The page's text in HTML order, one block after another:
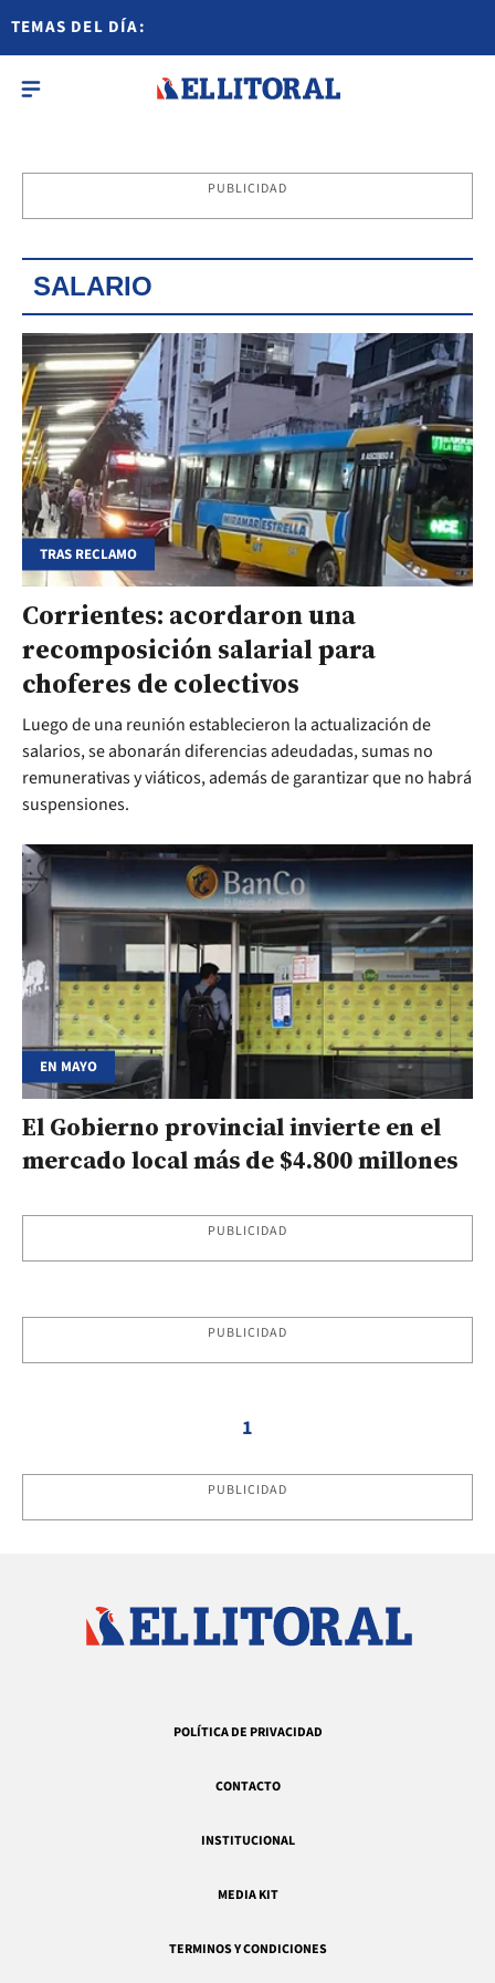
TEMAS DEL DÍA:
PUBLICIDAD
SALARIO
TRAS RECLAMO
Corrientes: acordaron una
recomposición salarial para
choferes de colectivos
Luego de una reunión establecieron la actualización de
salarios, se abonarán diferencias adeudadas, sumas no
remunerativas y viáticos, además de garantizar que no habrá
suspensiones.
EN MAYO
El Gobierno provincial invierte en el
mercado local más de $4.800 millones
PUBLICIDAD
PUBLICIDAD
1
PUBLICIDAD
POLÍTICA DE PRIVACIDAD
CONTACTO
INSTITUCIONAL
MEDIA KIT
TERMINOS Y CONDICIONES